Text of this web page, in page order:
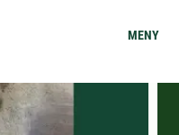
MENY